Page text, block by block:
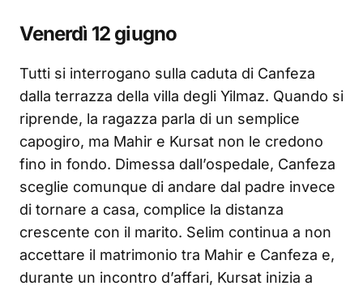
Venerdì 12 giugno
Tutti si interrogano sulla caduta di Canfeza
dalla terrazza della villa degli Yilmaz. Quando si
riprende, la ragazza parla di un semplice
capogiro, ma Mahir e Kursat non le credono
fino in fondo. Dimessa dall’ospedale, Canfeza
sceglie comunque di andare dal padre invece
di tornare a casa, complice la distanza
crescente con il marito. Selim continua a non
accettare il matrimonio tra Mahir e Canfeza e,
durante un incontro d’affari, Kursat inizia a